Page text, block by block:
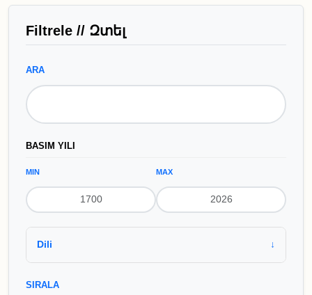
Filtrele // Զտել
ARA
BASIM YILI
MIN MAX
Dili
SIRALA